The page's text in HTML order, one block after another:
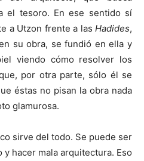
el tesoro. En ese sentido sí
a Utzon frente a las Hadides,
su obra, se fundió en ella y
viendo cómo resolver los
por otra parte, sólo él se
éstas no pisan la obra nada
glamurosa.
sirve del todo. Se puede ser
hacer mala arquitectura. Eso